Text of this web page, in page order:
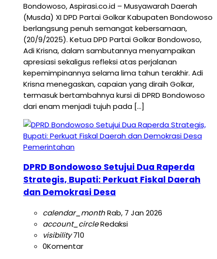
Bondowoso, Aspirasi.co.id – Musyawarah Daerah
(Musda) XI DPD Partai Golkar Kabupaten Bondowoso
berlangsung penuh semangat kebersamaan,
(20/9/2025). Ketua DPD Partai Golkar Bondowoso,
Adi Krisna, dalam sambutannya menyampaikan
apresiasi sekaligus refleksi atas perjalanan
kepemimpinannya selama lima tahun terakhir. Adi
Krisna menegaskan, capaian yang diraih Golkar,
termasuk bertambahnya kursi di DPRD Bondowoso
dari enam menjadi tujuh pada […]
Pemerintahan
DPRD Bondowoso Setujui Dua Raperda
Strategis, Bupati: Perkuat Fiskal Daerah
dan Demokrasi Desa
calendar_monthRab, 7 Jan 2026
account_circleRedaksi
visibility710
0Komentar